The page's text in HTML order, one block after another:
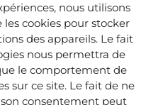
nous utilisons
cookies pour stocker
des appareils. Le fait
nous permettra de
le comportement de
sur ce site. Le fait de ne
consentement peut
37 18
.
SAMEDI
14H00 -19H00